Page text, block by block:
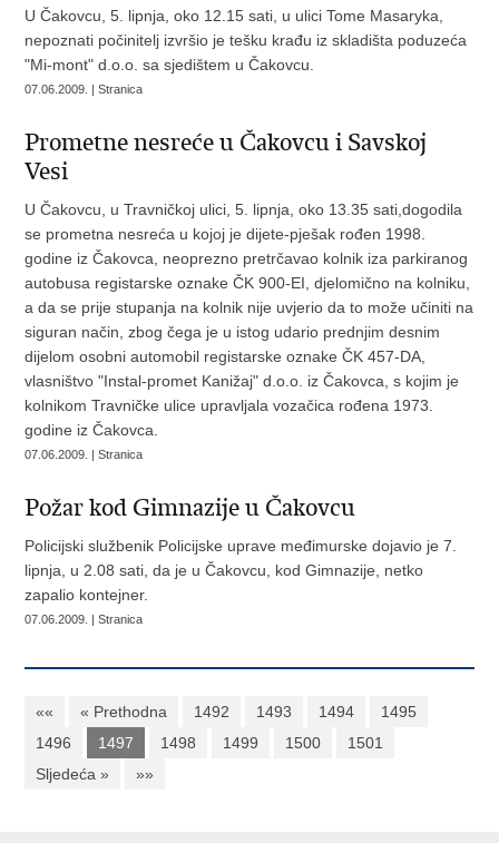
U Čakovcu, 5. lipnja, oko 12.15 sati, u ulici Tome Masaryka,
nepoznati počinitelj izvršio je tešku krađu iz skladišta poduzeća
"Mi-mont" d.o.o. sa sjedištem u Čakovcu.
07.06.2009. | Stranica
Prometne nesreće u Čakovcu i Savskoj
Vesi
U Čakovcu, u Travničkoj ulici, 5. lipnja, oko 13.35 sati,dogodila
se prometna nesreća u kojoj je dijete-pješak rođen 1998.
godine iz Čakovca, neoprezno pretrčavao kolnik iza parkiranog
autobusa registarske oznake ČK 900-EI, djelomično na kolniku,
a da se prije stupanja na kolnik nije uvjerio da to može učiniti na
siguran način, zbog čega je u istog udario prednjim desnim
dijelom osobni automobil registarske oznake ČK 457-DA,
vlasništvo "Instal-promet Kanižaj" d.o.o. iz Čakovca, s kojim je
kolnikom Travničke ulice upravljala vozačica rođena 1973.
godine iz Čakovca.
07.06.2009. | Stranica
Požar kod Gimnazije u Čakovcu
Policijski službenik Policijske uprave međimurske dojavio je 7.
lipnja, u 2.08 sati, da je u Čakovcu, kod Gimnazije, netko
zapalio kontejner.
07.06.2009. | Stranica
«« « Prethodna 1492 1493 1494
1495
1496
1497 1498 1499 1500
1501
Sljedeća »
»»